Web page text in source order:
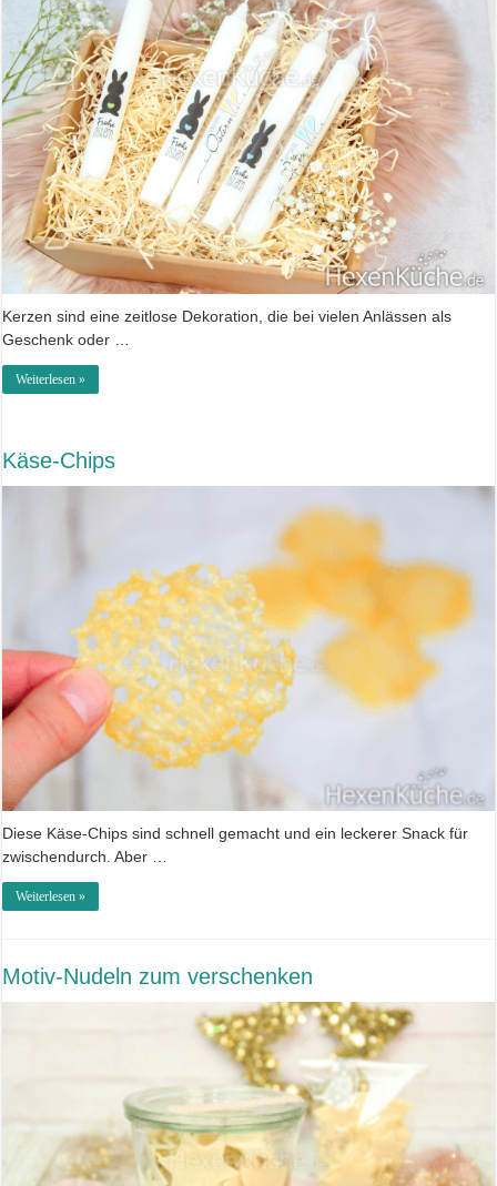
Kerzen sind eine zeitlose Dekoration, die bei vielen Anlässen als
Geschenk oder …
Weiterlesen »
Käse-Chips
Diese Käse-Chips sind schnell gemacht und ein leckerer Snack für
zwischendurch. Aber …
Weiterlesen »
Motiv-Nudeln zum verschenken